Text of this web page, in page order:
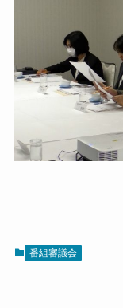
番組審議会